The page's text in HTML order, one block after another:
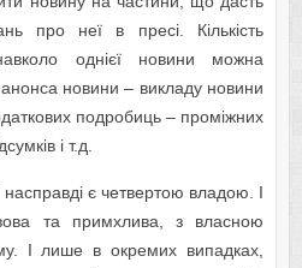
про неї в пресі. Кількість
однієї новини можна
новини – викладу новини
подробиць – проміжних
і т.д.
є четвертою владою. І
та примхлива, з власною
І лише в окремих випадках,